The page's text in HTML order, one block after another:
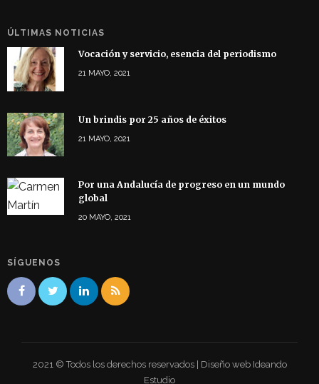
ÚLTIMAS NOTICIAS
Vocación y servicio, esencia del periodismo
21 MAYO, 2021
Un brindis por 25 años de éxitos
21 MAYO, 2021
Por una Andalucía de progreso en un mundo
global
20 MAYO, 2021
SÍGUENOS
2021 © Todos los derechos reservados | Diseño web Ideando
Estudio